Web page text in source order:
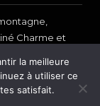
Charme et
la meilleure
à utiliser ce
satisfait.